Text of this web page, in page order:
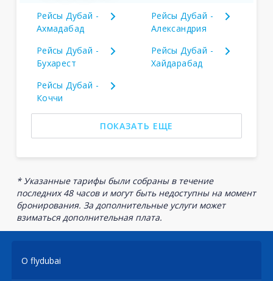
Рейсы Дубай -
Ахмадабад
Рейсы Дубай -
Александрия
Рейсы Дубай -
Бухарест
Рейсы Дубай -
Хайдарабад
Рейсы Дубай -
Коччи
ПОКАЗАТЬ ЕЩЕ
* Указанные тарифы были собраны в течение
последних 48 часов и могут быть недоступны на момент
бронирования. За дополнительные услуги может
взиматься дополнительная плата.
О flydubai